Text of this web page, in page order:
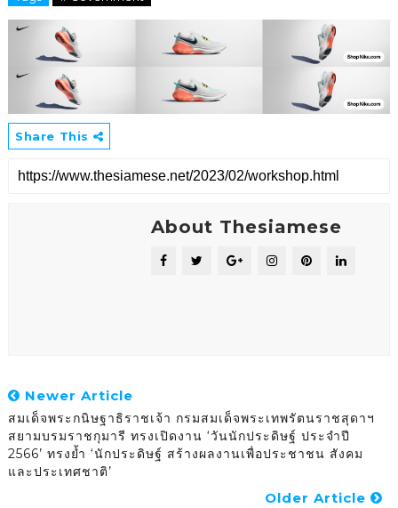
Share This
About Thesiamese
Newer Article
สมเด็จพระกนิษฐาธิราชเจ้า กรมสมเด็จพระเทพรัตนราชสุดาฯ
สยามบรมราชกุมารี ทรงเปิดงาน ‘วันนักประดิษฐ์ ประจำปี
2566’ ทรงย้ำ ‘นักประดิษฐ์ สร้างผลงานเพื่อประชาชน สังคม
และประเทศชาติ’
Older Article